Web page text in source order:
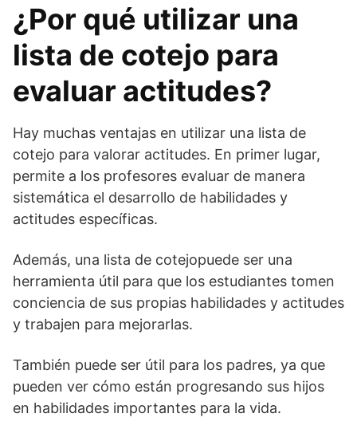
¿Por qué utilizar una
lista de cotejo para
evaluar actitudes?
Hay muchas ventajas en utilizar una lista de
cotejo para valorar actitudes. En primer lugar,
permite a los profesores evaluar de manera
sistemática el desarrollo de habilidades y
actitudes específicas.
Además, una lista de cotejopuede ser una
herramienta útil para que los estudiantes tomen
conciencia de sus propias habilidades y actitudes
y trabajen para mejorarlas.
También puede ser útil para los padres, ya que
pueden ver cómo están progresando sus hijos
en habilidades importantes para la vida.